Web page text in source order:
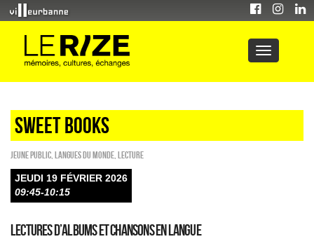
sweet books
Jeune public Langues du monde Lecture
JEUDI 19 FÉVRIER 2026
09:45-10:15
Lectures d’albums et chansons en langue